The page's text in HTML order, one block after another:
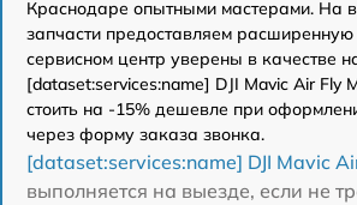
Краснодаре опытными мастерами. На
запчасти предоставляем
сервисном центр уверены в качестве
[dataset:services:name] DJI Mavic Air Fly
стоить на -15% дешевле при
через форму заказа звонка.
[dataset:services:name] DJI Mavic
выполняется на выезде, если не